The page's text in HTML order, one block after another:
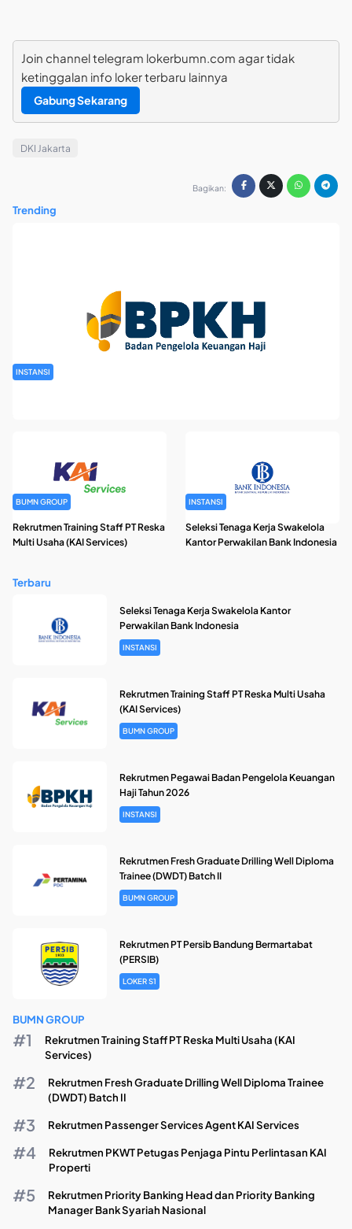
Join channel telegram lokerbumn.com agar tidak
ketinggalan info loker terbaru lainnya
Gabung Sekarang
DKI Jakarta
Bagikan:
Trending
INSTANSI
BUMN GROUP
Rekrutmen Training Staff PT Reska
Multi Usaha (KAI Services)
INSTANSI
Seleksi Tenaga Kerja Swakelola
Kantor Perwakilan Bank Indonesia
Terbaru
Seleksi Tenaga Kerja Swakelola Kantor
Perwakilan Bank Indonesia
INSTANSI
Rekrutmen Training Staff PT Reska Multi Usaha
(KAI Services)
BUMN GROUP
Rekrutmen Pegawai Badan Pengelola Keuangan
Haji Tahun 2026
INSTANSI
Rekrutmen Fresh Graduate Drilling Well Diploma
Trainee (DWDT) Batch II
BUMN GROUP
Rekrutmen PT Persib Bandung Bermartabat
(PERSIB)
LOKER S1
BUMN GROUP
Rekrutmen Training Staff PT Reska Multi Usaha (KAI
Services)
Rekrutmen Fresh Graduate Drilling Well Diploma Trainee
(DWDT) Batch II
Rekrutmen Passenger Services Agent KAI Services
Rekrutmen PKWT Petugas Penjaga Pintu Perlintasan KAI
Properti
Rekrutmen Priority Banking Head dan Priority Banking
Manager Bank Syariah Nasional